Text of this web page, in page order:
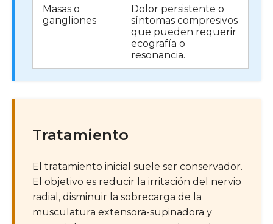
Masas o
gangliones
Dolor persistente o
síntomas compresivos
que pueden requerir
ecografía o
resonancia.
Tratamiento
El tratamiento inicial suele ser conservador.
El objetivo es reducir la irritación del nervio
radial, disminuir la sobrecarga de la
musculatura extensora-supinadora y